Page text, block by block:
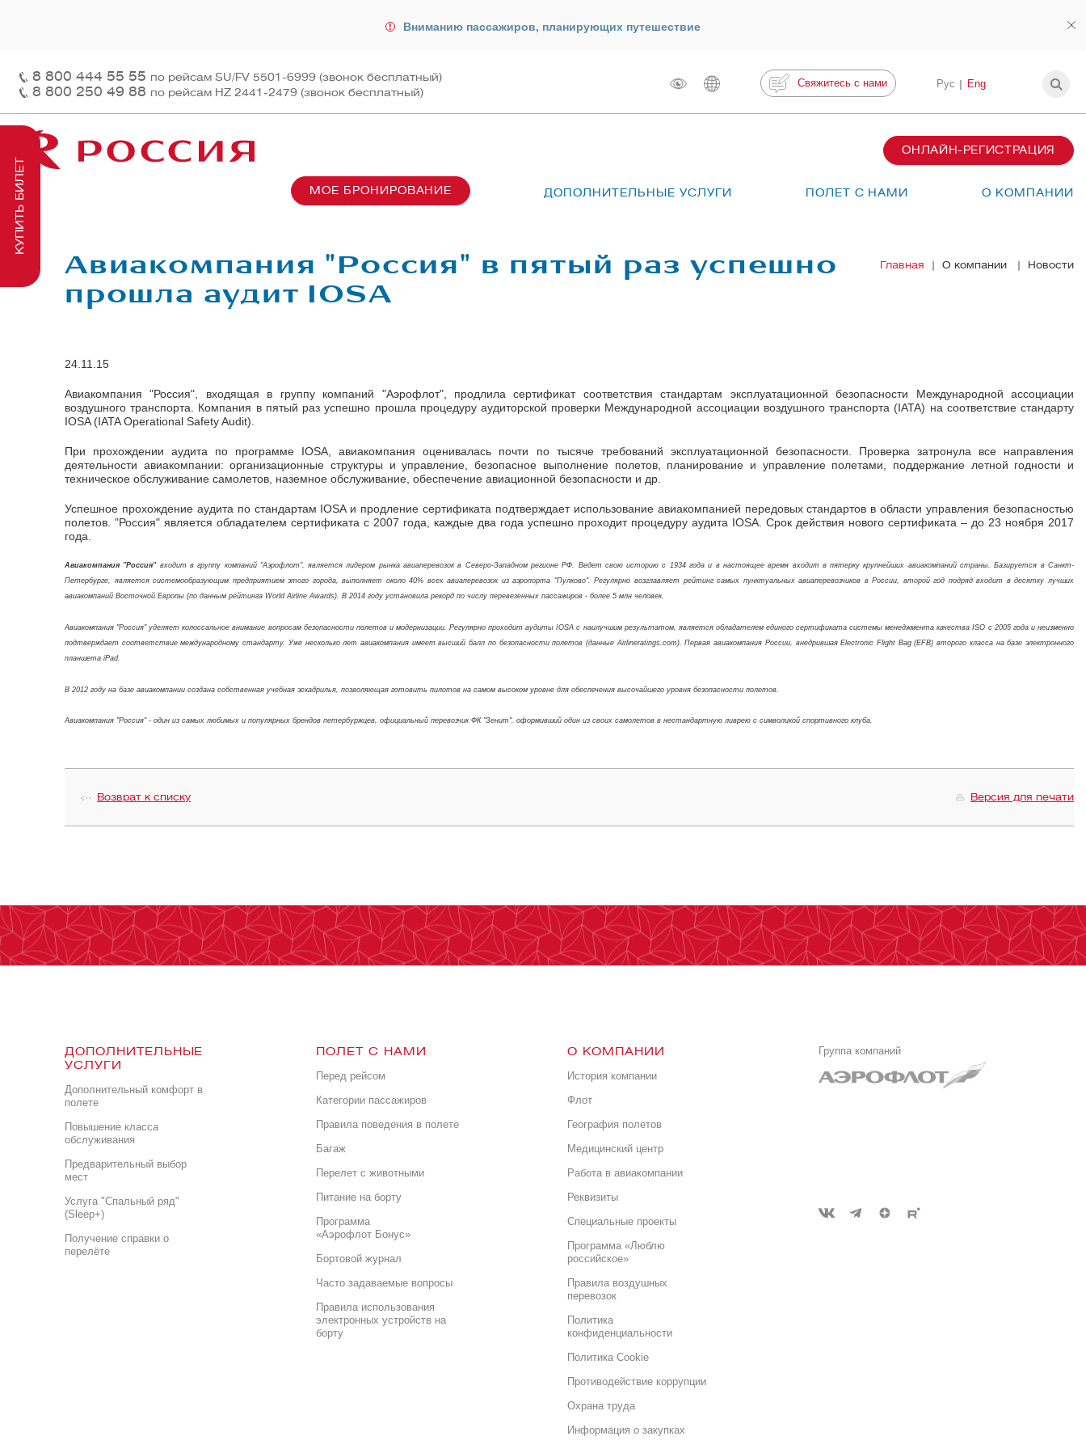
Вниманию пассажиров, планирующих путешествие
8 800 444 55 55 по рейсам SU/FV 5501-6999 (звонок бесплатный)
8 800 250 49 88 по рейсам HZ 2441-2479 (звонок бесплатный)
Свяжитесь с нами Рус Eng
ОНЛАЙН-РЕГИСТРАЦИЯ
МОЕ БРОНИРОВАНИЕ ДОПОЛНИТЕЛЬНЫЕ УСЛУГИ ПОЛЕТ С НАМИ О КОМПАНИИ
Заказ чартера
Пассажирам
На борту
Главная О компании Новости
Авиакомпания "Россия" в пятый раз успешно
прошла аудит IOSA
24.11.15
Авиакомпания "Россия", входящая в группу компаний "Аэрофлот", продлила сертификат соответствия стандартам эксплуатационной безопасности Международной ассоциации
воздушного транспорта. Компания в пятый раз успешно прошла процедуру аудиторской проверки Международной ассоциации воздушного транспорта (IATA) на соответствие стандарту
IOSA (IATA Operational Safety Audit).
При прохождении аудита по программе IOSA, авиакомпания оценивалась почти по тысяче требований эксплуатационной безопасности. Проверка затронула все направления
деятельности авиакомпании: организационные структуры и управление, безопасное выполнение полетов, планирование и управление полетами, поддержание летной годности и
техническое обслуживание самолетов, наземное обслуживание, обеспечение авиационной безопасности и др.
Успешное прохождение аудита по стандартам IOSA и продление сертификата подтверждает использование авиакомпанией передовых стандартов в области управления безопасностью
полетов. "Россия" является обладателем сертификата с 2007 года, каждые два года успешно проходит процедуру аудита IOSA. Срок действия нового сертификата – до 23 ноября 2017
года.
Авиакомпания "Россия"входит в группу компаний "Аэрофлот", является лидером рынка авиаперевозок в Северо-Западном регионе РФ. Ведет свою историю с 1934 года и в настоящее время входит в пятерку крупнейших авиакомпаний страны. Базируется в Санкт-
Петербурге, является системообразующим предприятием этого города, выполняет около 40% всех авиаперевозок из аэропорта "Пулково". Регулярно возглавляет рейтинг самых пунктуальных авиаперевозчиков в России, второй год подряд входит в десятку лучших
авиакомпаний Восточной Европы (по данным рейтинга World Airline Awards). В 2014 году установила рекорд по числу перевезенных пассажиров - более 5 млн человек.
Авиакомпания "Россия" уделяет колоссальное внимание вопросам безопасности полетов и модернизации. Регулярно проходит аудиты IOSA с наилучшим результатом, является обладателем единого сертификата системы менеджмента качества ISO с 2005 года и неизменно
подтверждает соответствие международному стандарту. Уже несколько лет авиакомпания имеет высший балл по безопасности полетов (данные Airlineratings.com). Первая авиакомпания России, внедрившая Electronic Flight Bag (EFB) второго класса на базе электронного
планшета iPad.
В 2012 году на базе авиакомпании создана собственная учебная эскадрилья, позволяющая готовить пилотов на самом высоком уровне для обеспечения высочайшего уровня безопасности полетов.
Авиакомпания "Россия" - один из самых любимых и популярных брендов петербуржцев, официальный перевозчик ФК "Зенит", оформивший один из своих самолетов в нестандартную ливрею с символикой спортивного клуба.
Возврат к списку Версия для печати
ДОПОЛНИТЕЛЬНЫЕ
УСЛУГИ
Дополнительный комфорт в
полете
Повышение класса
обслуживания
Предварительный выбор
мест
Услуга "Спальный ряд"
(Sleep+)
Получение справки о
перелёте
ПОЛЕТ С НАМИ
Перед рейсом
Категории пассажиров
Правила поведения в полете
Багаж
Перелет с животными
Питание на борту
Программа
«Аэрофлот Бонус»
Бортовой журнал
Часто задаваемые вопросы
Правила использования
электронных устройств на
борту
О КОМПАНИИ
История компании
Флот
География полетов
Медицинский центр
Работа в авиакомпании
Реквизиты
Специальные проекты
Программа «Люблю
российское»
Правила воздушных
перевозок
Политика
конфиденциальности
Политика Cookie
Противодействие коррупции
Охрана труда
Информация о закупках
Группа компаний
КУПИТЬ БИЛЕТ